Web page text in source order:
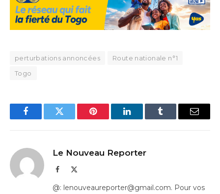
perturbations annoncées
Route nationale n°1
Togo
FacebookTwitter Pinterest LinkedInTumblr Email
Le Nouveau Reporter
Facebook
@: lenouveaureporter@gmail.com. Pour vos